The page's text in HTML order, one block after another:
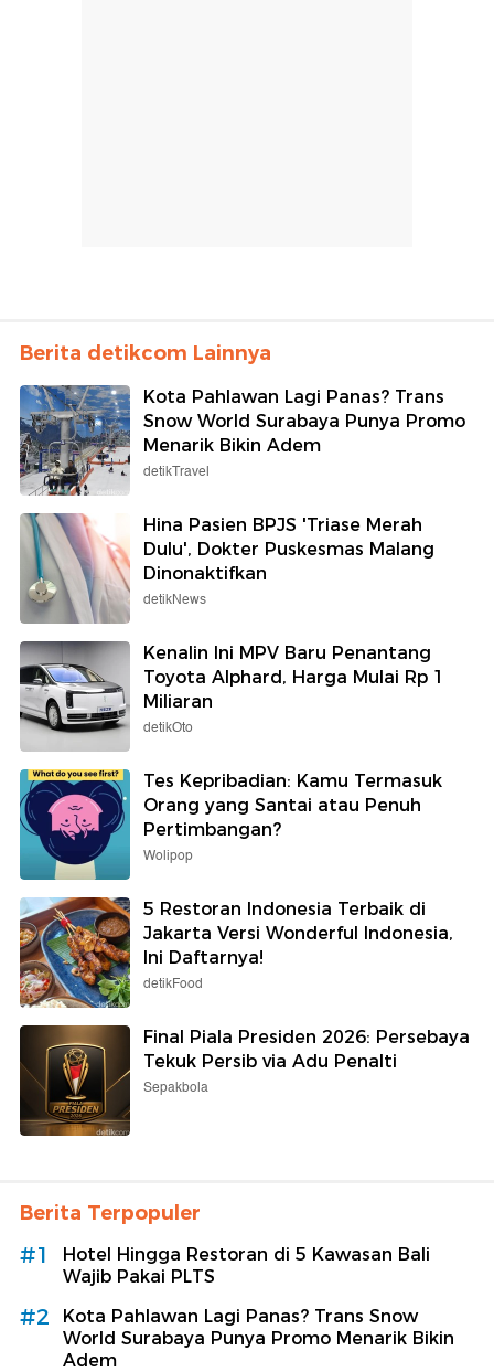
Berita detikcom Lainnya
Kota Pahlawan Lagi Panas? Trans
Snow World Surabaya Punya Promo
Menarik Bikin Adem
detikTravel
Hina Pasien BPJS 'Triase Merah
Dulu', Dokter Puskesmas Malang
Dinonaktifkan
detikNews
Kenalin Ini MPV Baru Penantang
Toyota Alphard, Harga Mulai Rp 1
Miliaran
detikOto
Tes Kepribadian: Kamu Termasuk
Orang yang Santai atau Penuh
Pertimbangan?
Wolipop
5 Restoran Indonesia Terbaik di
Jakarta Versi Wonderful Indonesia,
Ini Daftarnya!
detikFood
Final Piala Presiden 2026: Persebaya
Tekuk Persib via Adu Penalti
Sepakbola
Berita Terpopuler
#1
Hotel Hingga Restoran di 5 Kawasan Bali
Wajib Pakai PLTS
#2
Kota Pahlawan Lagi Panas? Trans Snow
World Surabaya Punya Promo Menarik Bikin
Adem